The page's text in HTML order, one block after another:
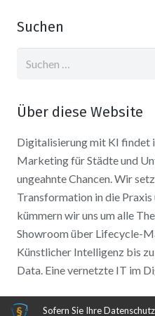
Suchen
Über diese Website
Digitalisierung mit KI findet
Marketing für Städte und
ungeahnte Chancen. Wir
Transformation in die
kümmern wir uns um alle
Showroom über Lifecycle-
Künstlicher Intelligenz bis
Data. Eine vernetzte IT im
Sofern Sie Ihre